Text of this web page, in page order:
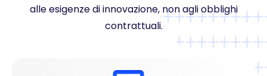
alle esigenze di innovazione, non agli obblighi
contrattuali.